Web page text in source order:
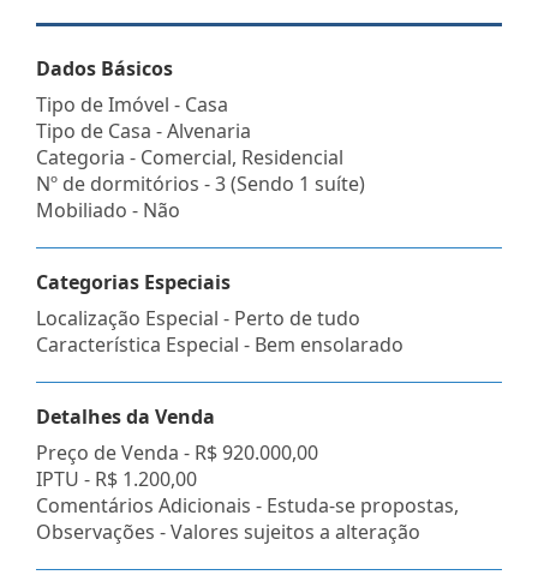
Dados Básicos
Tipo de Imóvel - Casa
Tipo de Casa - Alvenaria
Categoria - Comercial, Residencial
Nº de dormitórios - 3 (Sendo 1 suíte)
Mobiliado - Não
Categorias Especiais
Localização Especial - Perto de tudo
Característica Especial - Bem ensolarado
Detalhes da Venda
Preço de Venda - R$ 920.000,00
IPTU - R$ 1.200,00
Comentários Adicionais - Estuda-se propostas,
Observações - Valores sujeitos a alteração